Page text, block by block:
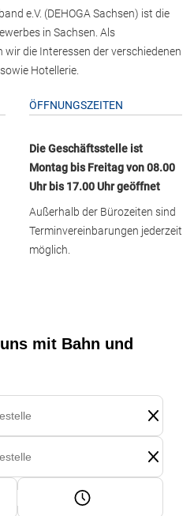
e.V. (DEHOGA Sachsen) ist die
in Sachsen. Als
die Interessen der verschiedenen
Hotellerie.
ÖFFNUNGSZEITEN
Die Geschäftsstelle ist
Montag bis Freitag von 08.00
Uhr bis 17.00 Uhr geöffnet
Außerhalb der Bürozeiten sind
Terminvereinbarungen jederzeit
möglich.